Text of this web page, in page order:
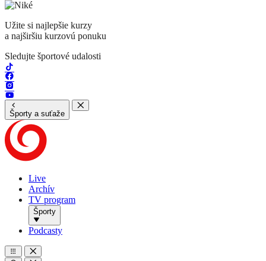
Užite si najlepšie kurzy
a najširšiu kurzovú ponuku
Sledujte športové udalosti
Športy a suťaže
Live
Archív
TV program
Športy
Podcasty